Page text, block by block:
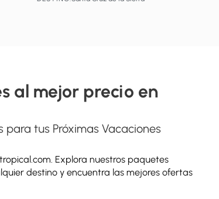
Ver
al mejor precio en
para tus Próximas Vacaciones
Explora nuestros paquetes
destino y encuentra las mejores ofertas